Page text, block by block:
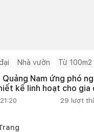
Nhà vườn Từ
Quảng Nam ứng phó
kế linh hoạt cho gia
29 lượt